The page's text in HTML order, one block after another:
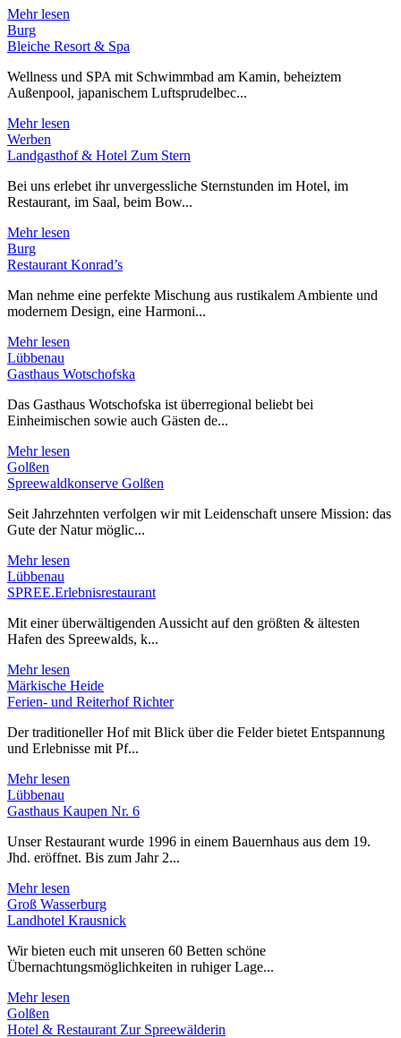
Mehr lesen
Burg
Bleiche Resort & Spa
Wellness und SPA mit Schwimmbad am Kamin, beheiztem
Außenpool, japanischem Luftsprudelbec...
Mehr lesen
Werben
Landgasthof & Hotel Zum Stern
Bei uns erlebet ihr unvergessliche Sternstunden im Hotel, im
Restaurant, im Saal, beim Bow...
Mehr lesen
Burg
Restaurant Konrad’s
Man nehme eine perfekte Mischung aus rustikalem Ambiente und
modernem Design, eine Harmoni...
Mehr lesen
Lübbenau
Gasthaus Wotschofska
Das Gasthaus Wotschofska ist überregional beliebt bei
Einheimischen sowie auch Gästen de...
Mehr lesen
Golßen
Spreewaldkonserve Golßen
Seit Jahrzehnten verfolgen wir mit Leidenschaft unsere Mission: das
Gute der Natur möglic...
Mehr lesen
Lübbenau
SPREE.Erlebnisrestaurant
Mit einer überwältigenden Aussicht auf den größten & ältesten
Hafen des Spreewalds, k...
Mehr lesen
Märkische Heide
Ferien- und Reiterhof Richter
Der traditioneller Hof mit Blick über die Felder bietet Entspannung
und Erlebnisse mit Pf...
Mehr lesen
Lübbenau
Gasthaus Kaupen Nr. 6
Unser Restaurant wurde 1996 in einem Bauernhaus aus dem 19.
Jhd. eröffnet. Bis zum Jahr 2...
Mehr lesen
Groß Wasserburg
Landhotel Krausnick
Wir bieten euch mit unseren 60 Betten schöne
Übernachtungsmöglichkeiten in ruhiger Lage...
Mehr lesen
Golßen
Hotel & Restaurant Zur Spreewälderin